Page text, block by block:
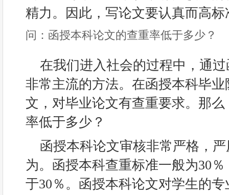
精力。因此，写论文要认真而高标
问：函授本科论文的查重率低于多少？
在我们进入社会的过程中，通
非常主流的方法。在函授本科毕
文，对毕业论文有查重要求。那
率低于多少？
函授本科论文审核非常严格，
为。函授本科查重标准一般为30
于30％。函授本科论文对学生的